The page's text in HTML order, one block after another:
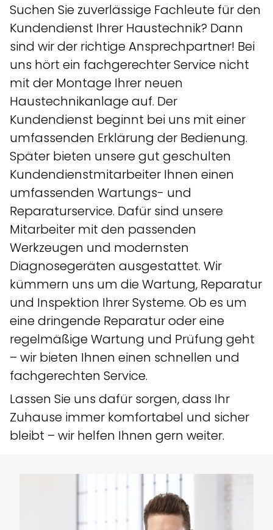
Suchen Sie zuverlässige Fachleute für den
Kundendienst Ihrer Haustechnik? Dann
sind wir der richtige Ansprechpartner! Bei
uns hört ein fachgerechter Service nicht
mit der Montage Ihrer neuen
Haustechnikanlage auf. Der
Kundendienst beginnt bei uns mit einer
umfassenden Erklärung der Bedienung.
Später bieten unsere gut geschulten
Kundendienstmitarbeiter Ihnen einen
umfassenden Wartungs- und
Reparaturservice. Dafür sind unsere
Mitarbeiter mit den passenden
Werkzeugen und modernsten
Diagnosegeräten ausgestattet. Wir
kümmern uns um die Wartung, Reparatur
und Inspektion Ihrer Systeme. Ob es um
eine dringende Reparatur oder eine
regelmäßige Wartung und Prüfung geht
– wir bieten Ihnen einen schnellen und
fachgerechten Service.
Lassen Sie uns dafür sorgen, dass Ihr
Zuhause immer komfortabel und sicher
bleibt – wir helfen Ihnen gern weiter.